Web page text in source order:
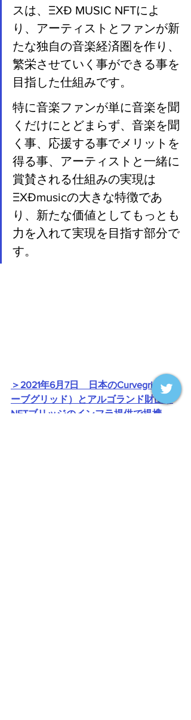
スは、ΞXÐ MUSIC NFTによ
り、アーティストとファンが新
たな独自の音楽経済圏を作り、
繁栄させていく事ができる事を
目指した仕組みです。
特に音楽ファンが単に音楽を聞
くだけにとどまらず、音楽を聞
く事、応援する事でメリットを
得る事、アーティストと一緒に
賞賛される仕組みの実現は
ΞXÐmusicの大きな特徴であ
り、新たな価値としてもっとも
力を入れて実現を目指す部分で
す。
＞2021年6月7日　日本のCurvegrid（カ
ーブグリッド）とアルゴランド財団が
NFTブリッジのインフラ提供で提携